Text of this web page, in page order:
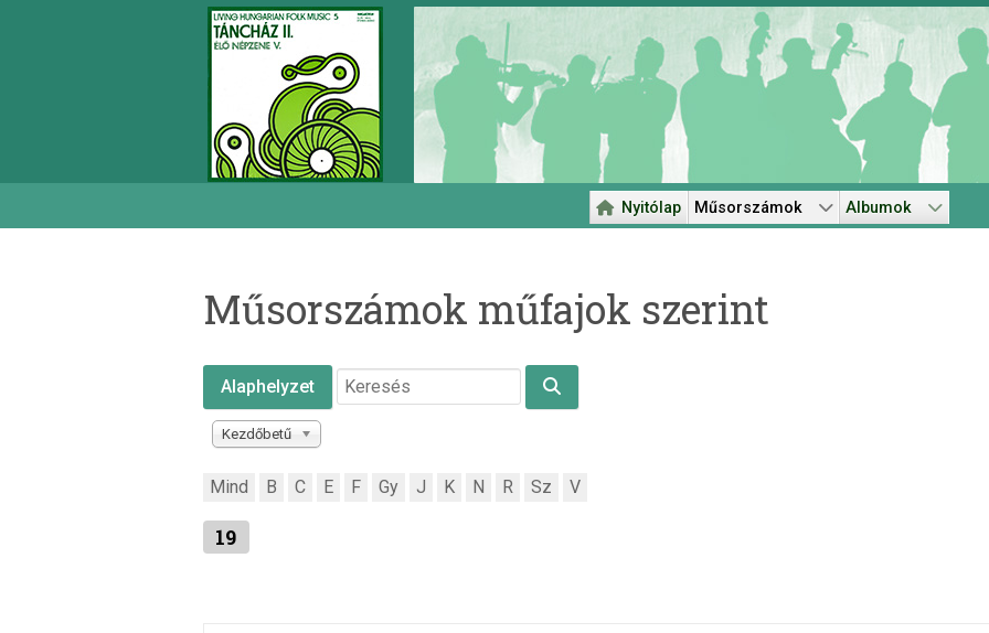
Nyitólap Műsorszámok Albumok
Műsorszámok műfajok szerint
Alaphelyzet
Kezdőbetű
Mind B C E F Gy J K N R Sz V
19